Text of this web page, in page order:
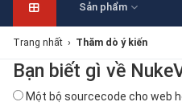
Sản phẩm
Trang nhất › Thăm dò ý kiến
Bạn biết gì về
Một bộ sourcecode cho web